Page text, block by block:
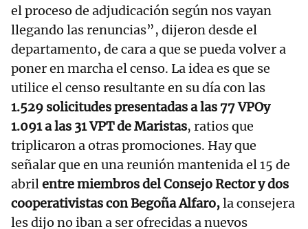
el proceso de adjudicación según nos vayan
llegando las renuncias”, dijeron desde el
departamento, de cara a que se pueda volver a
poner en marcha el censo. La idea es que se
utilice el censo resultante en su día con las
1.529 solicitudes presentadas a las 77 VPOy
1.091 a las 31 VPT de Maristas, ratios que
triplicaron a otras promociones. Hay que
señalar que en una reunión mantenida el 15 de
abrilentre miembros del Consejo Rector y dos
cooperativistas con Begoña Alfaro,la consejera
les dijo no iban a ser ofrecidas a nuevos